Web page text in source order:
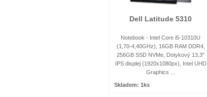
Dell Latitude 5310
Notebook - Intel Core i5-10310U
(1,70-4,40GHz), 16GB RAM DDR4,
256GB SSD NVMe, Dotykový 13,3"
IPS displej (1920x1080px), Intel UHD
Graphics ...
Skladem: 1ks